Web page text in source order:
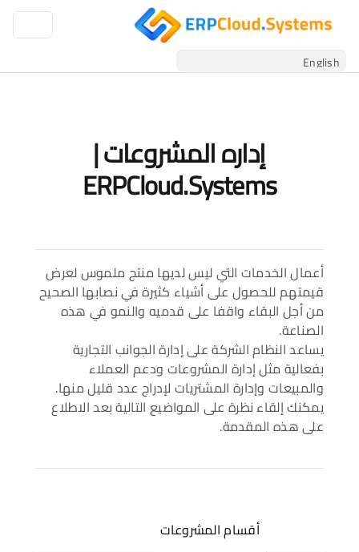
إداره المشروعات |
ERPCloud.Systems
أعمال الخدمات التي ليس لديها منتج ملموس لعرض
قيمتهم للحصول على أشياء كثيرة في نصابها الصحيح
من أجل البقاء واقفا على قدميه والنمو في هذه
الصناعة.
يساعد النظام الشركة على إدارة الجوانب التجارية
بفعالية مثل إدارة المشروعات ودعم العملاء
والمبيعات وإدارة المشتريات لإدراج عدد قليل منها.
يمكنك إلقاء نظرة على المواضيع التالية بعد الاطلاع
على هذه المقدمة.
أقسام المشروعات